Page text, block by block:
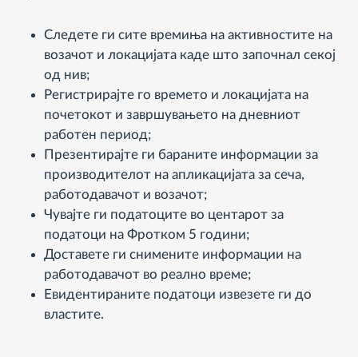
Следете ги сите времиња на активностите на
возачот и локацијата каде што започнал секој
од нив;
Регистрирајте го времето и локацијата на
почетокот и завршувањето на дневниот
работен период;
Презентирајте ги бараните информации за
производителот на апликацијата за сеча,
работодавачот и возачот;
Чувајте ги податоците во центарот за
податоци на Фротком 5 години;
Доставете ги снимените информации на
работодавачот во реално време;
Евидентираните податоци извезете ги до
властите.